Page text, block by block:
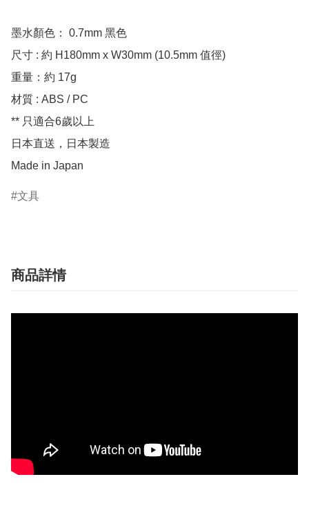
墨水顏色： 0.7mm 黑色
尺寸 : 約 H180mm x W30mm (10.5mm 值徑)
重量：約 17g
材質 : ABS / PC
** 只適合6歲以上
日本直送，日本製造
Made in Japan
文具
商品詳情